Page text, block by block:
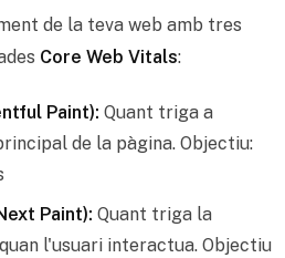
de la teva web amb tres
Core Web Vitals:
Paint): Quant triga a
de la pàgina. Objectiu:
Paint): Quant triga la
l'usuari interactua. Objectiu